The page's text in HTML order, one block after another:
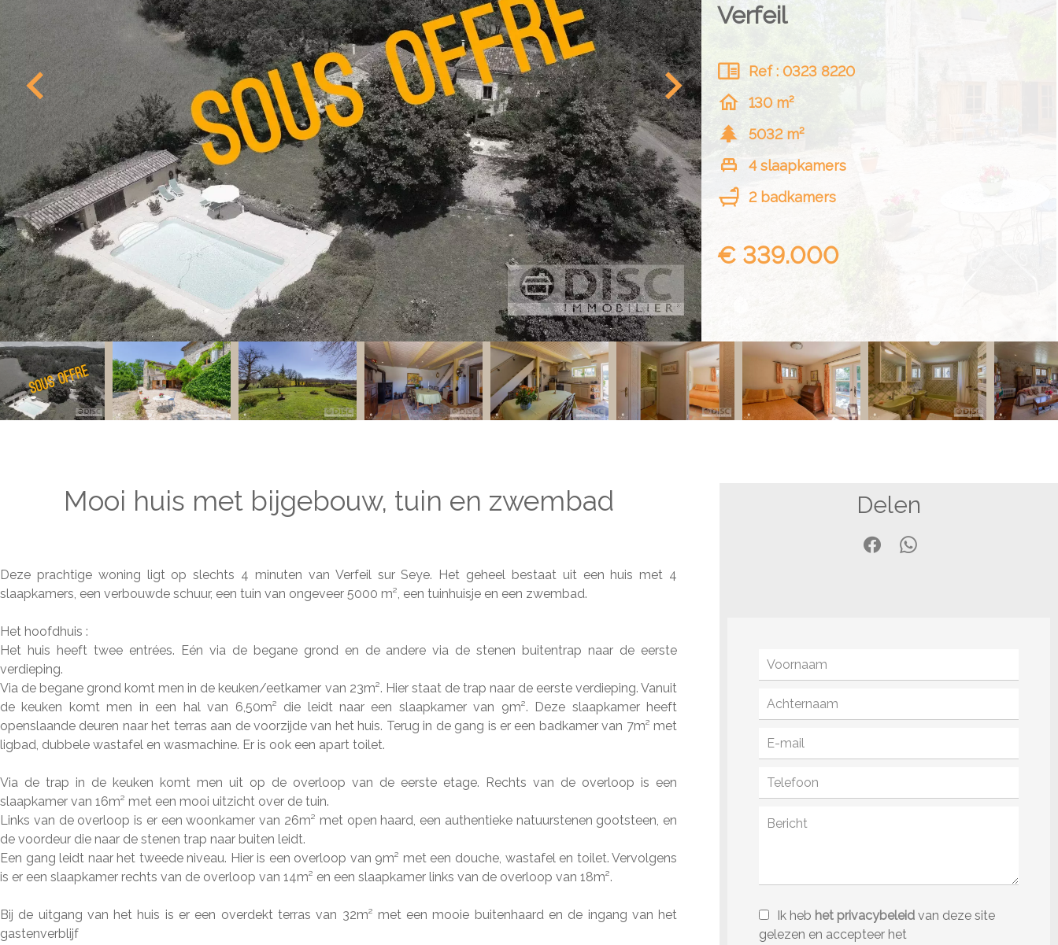
Verfeil
Ref : 0323 8220
130 m²
5032 m²
4 slaapkamers
2 badkamers
€ 339.000
Mooi huis met bijgebouw, tuin en zwembad
Deze prachtige woning ligt op slechts 4 minuten van Verfeil sur Seye. Het geheel bestaat uit een huis met 4
slaapkamers, een verbouwde schuur, een tuin van ongeveer 5000 m², een tuinhuisje en een zwembad.
Het hoofdhuis :
Het huis heeft twee entrées. Eén via de begane grond en de andere via de stenen buitentrap naar de eerste
verdieping.
Via de begane grond komt men in de keuken/eetkamer van 23m². Hier staat de trap naar de eerste verdieping. Vanuit
de keuken komt men in een hal van 6,50m² die leidt naar een slaapkamer van 9m². Deze slaapkamer heeft
openslaande deuren naar het terras aan de voorzijde van het huis. Terug in de gang is er een badkamer van 7m² met
ligbad, dubbele wastafel en wasmachine. Er is ook een apart toilet.
Via de trap in de keuken komt men uit op de overloop van de eerste etage. Rechts van de overloop is een
slaapkamer van 16m² met een mooi uitzicht over de tuin.
Links van de overloop is er een woonkamer van 26m² met open haard, een authentieke natuurstenen gootsteen, en
de voordeur die naar de stenen trap naar buiten leidt.
Een gang leidt naar het tweede niveau. Hier is een overloop van 9m² met een douche, wastafel en toilet. Vervolgens
is er een slaapkamer rechts van de overloop van 14m² en een slaapkamer links van de overloop van 18m².
Bij de uitgang van het huis is er een overdekt terras van 32m² met een mooie buitenhaard en de ingang van het
gastenverblijf
Delen
Ik heb het privacybeleidvan deze site
gelezen en accepteer het